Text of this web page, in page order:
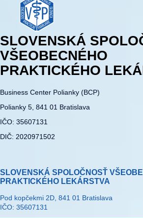
SLOVENSKÁ
VŠEOBECNÉHO
PRAKTICKÉHO
Business Center Polianky (BCP)
Polianky 5, 841 01 Bratislava
IČO: 35607131
DIČ: 2020971502
SLOVENSKÁ SPOLOČNOSŤ
PRAKTICKÉHO LEKÁRSTVA
Pod kopčekmi 2D, 841 01 Bratislava
IČO: 35607131